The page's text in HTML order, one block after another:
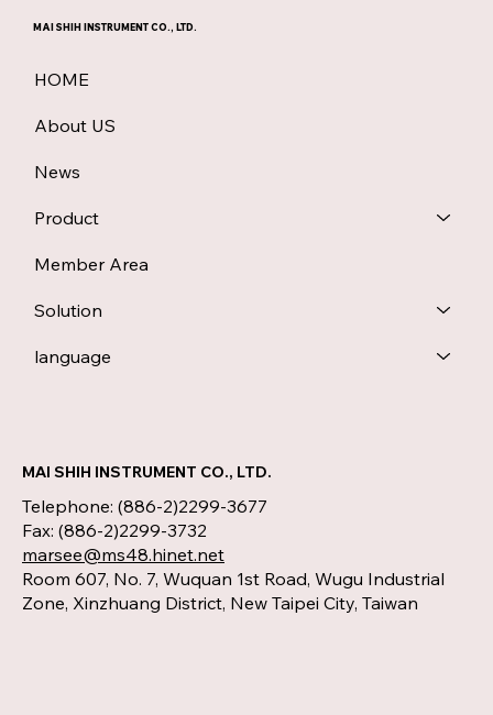
MAI SHIH INSTRUMENT CO., LTD.
HOME
About US
News
Product
Member Area
Solution
language
MAI SHIH INSTRUMENT CO., LTD.
Telephone: (886-2)2299-3677
Fax: (886-2)2299-3732
marsee@ms48.hinet.net
Room 607, No. 7, Wuquan 1st Road, Wugu Industrial
Zone, Xinzhuang District, New Taipei City, Taiwan